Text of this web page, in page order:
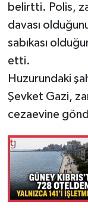
belirtti. Polis,
davası
sabıkası
etti.
Huzurundaki
Şevket Gazi,
cezaevine